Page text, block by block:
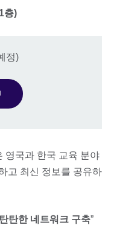
층)
정)
영국과 한국 교육 분야
고 최신 정보를 공유하
탄한 네트워크 구축”